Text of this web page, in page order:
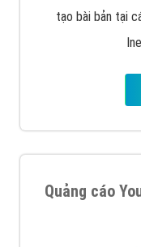
tạo bài bản tại
Quảng cáo